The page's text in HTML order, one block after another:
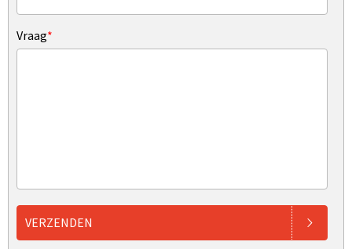
Vraag*
VERZENDEN